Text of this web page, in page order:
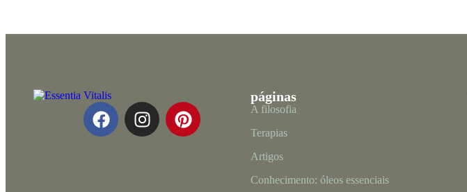
páginas
A filosofia
Terapias
Artigos
Conhecimento: óleos essenciais